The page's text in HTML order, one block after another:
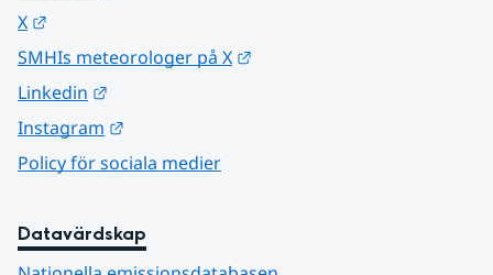
X
SMHIs meteorologer på X
Linkedin
Instagram
Policy för sociala medier
Datavärdskap